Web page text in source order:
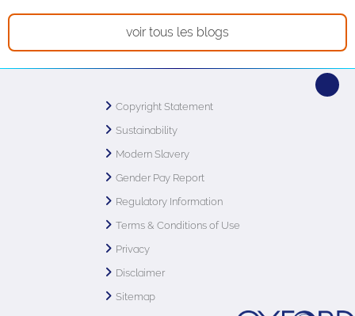
voir tous les blogs
Copyright Statement
Sustainability
Modern Slavery
Gender Pay Report
Regulatory Information
Terms & Conditions of Use
Privacy
Disclaimer
Sitemap